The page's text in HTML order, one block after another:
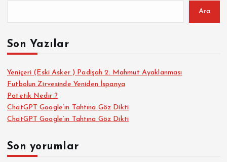
Ara
Son Yazılar
Yeniçeri (Eski Asker ) Padişah 2. Mahmut Ayaklanması
Futbolun Zirvesinde Yeniden İspanya
Patetik Nedir ?
ChatGPT Google’ın Tahtına Göz Dikti
ChatGPT Google’ın Tahtına Göz Dikti
Son yorumlar